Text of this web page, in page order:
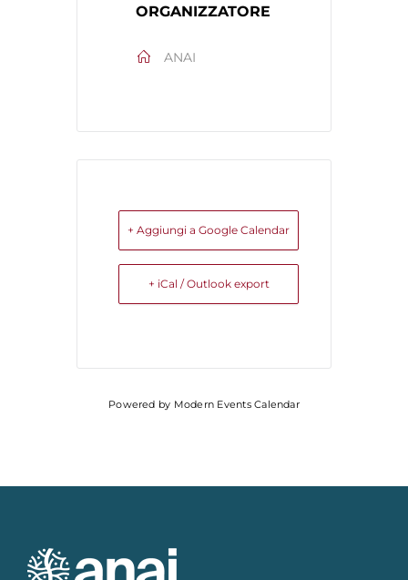
ORGANIZZATORE
ANAI
+ Aggiungi a Google Calendar
+ iCal / Outlook export
Powered by Modern Events Calendar